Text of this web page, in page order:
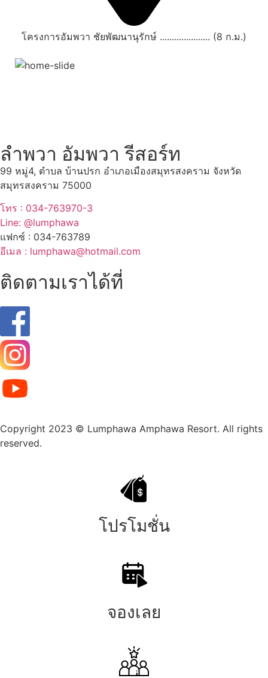
โครงการอัมพวา ชัยพัฒนานุรักษ์ ..................... (8 ก.ม.)
ลำพวา อัมพวา รีสอร์ท
99 หมู่4, ตำบล บ้านปรก อำเภอเมืองสมุทรสงคราม จังหวัด
สมุทรสงคราม 75000
โทร : 034-763970-3
Line: @lumphawa
แฟกซ์ : 034-763789
อีเมล : lumphawa@hotmail.com
ติดตามเราได้ที่
Copyright 2023 © Lumphawa Amphawa Resort. All rights
reserved.
โปรโมชั่น
จองเลย